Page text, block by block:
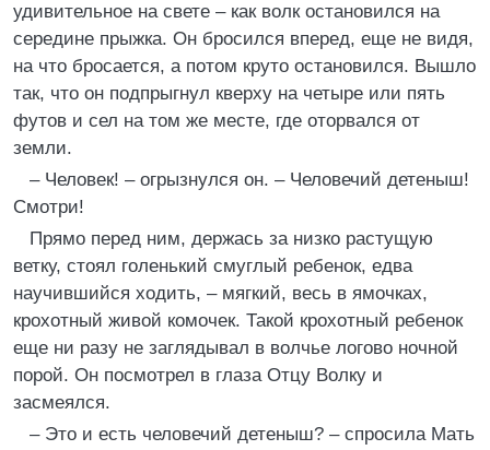
удивительное на свете – как волк остановился на
середине прыжка. Он бросился вперед, еще не видя,
на что бросается, а потом круто остановился. Вышло
так, что он подпрыгнул кверху на четыре или пять
футов и сел на том же месте, где оторвался от
земли.
– Человек! – огрызнулся он. – Человечий детеныш!
Смотри!
Прямо перед ним, держась за низко растущую
ветку, стоял голенький смуглый ребенок, едва
научившийся ходить, – мягкий, весь в ямочках,
крохотный живой комочек. Такой крохотный ребенок
еще ни разу не заглядывал в волчье логово ночной
порой. Он посмотрел в глаза Отцу Волку и
засмеялся.
– Это и есть человечий детеныш? – спросила Мать